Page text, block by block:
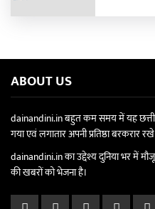
ABOUT US
dainandini.in बहुत कम समय में यह
गया एवं लगातार अपनी प्रतिष्ठा बरकरार
dainandini.in का उद्देश्य दुनिया भर में
की खबरों को भेजना है।